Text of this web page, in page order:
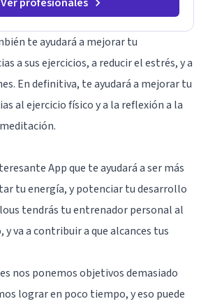
te ayudará a mejorar tu
a sus ejercicios, a reducir el estrés, y a
En definitiva, te ayudará a mejorar tu
al ejercicio físico y a la reflexión a la
App que te ayudará a ser más
tu energía, y potenciar tu desarrollo
tendrás tu entrenador personal al
y va a contribuir a que alcances tus
nos ponemos objetivos demasiado
lograr en poco tiempo, y eso puede